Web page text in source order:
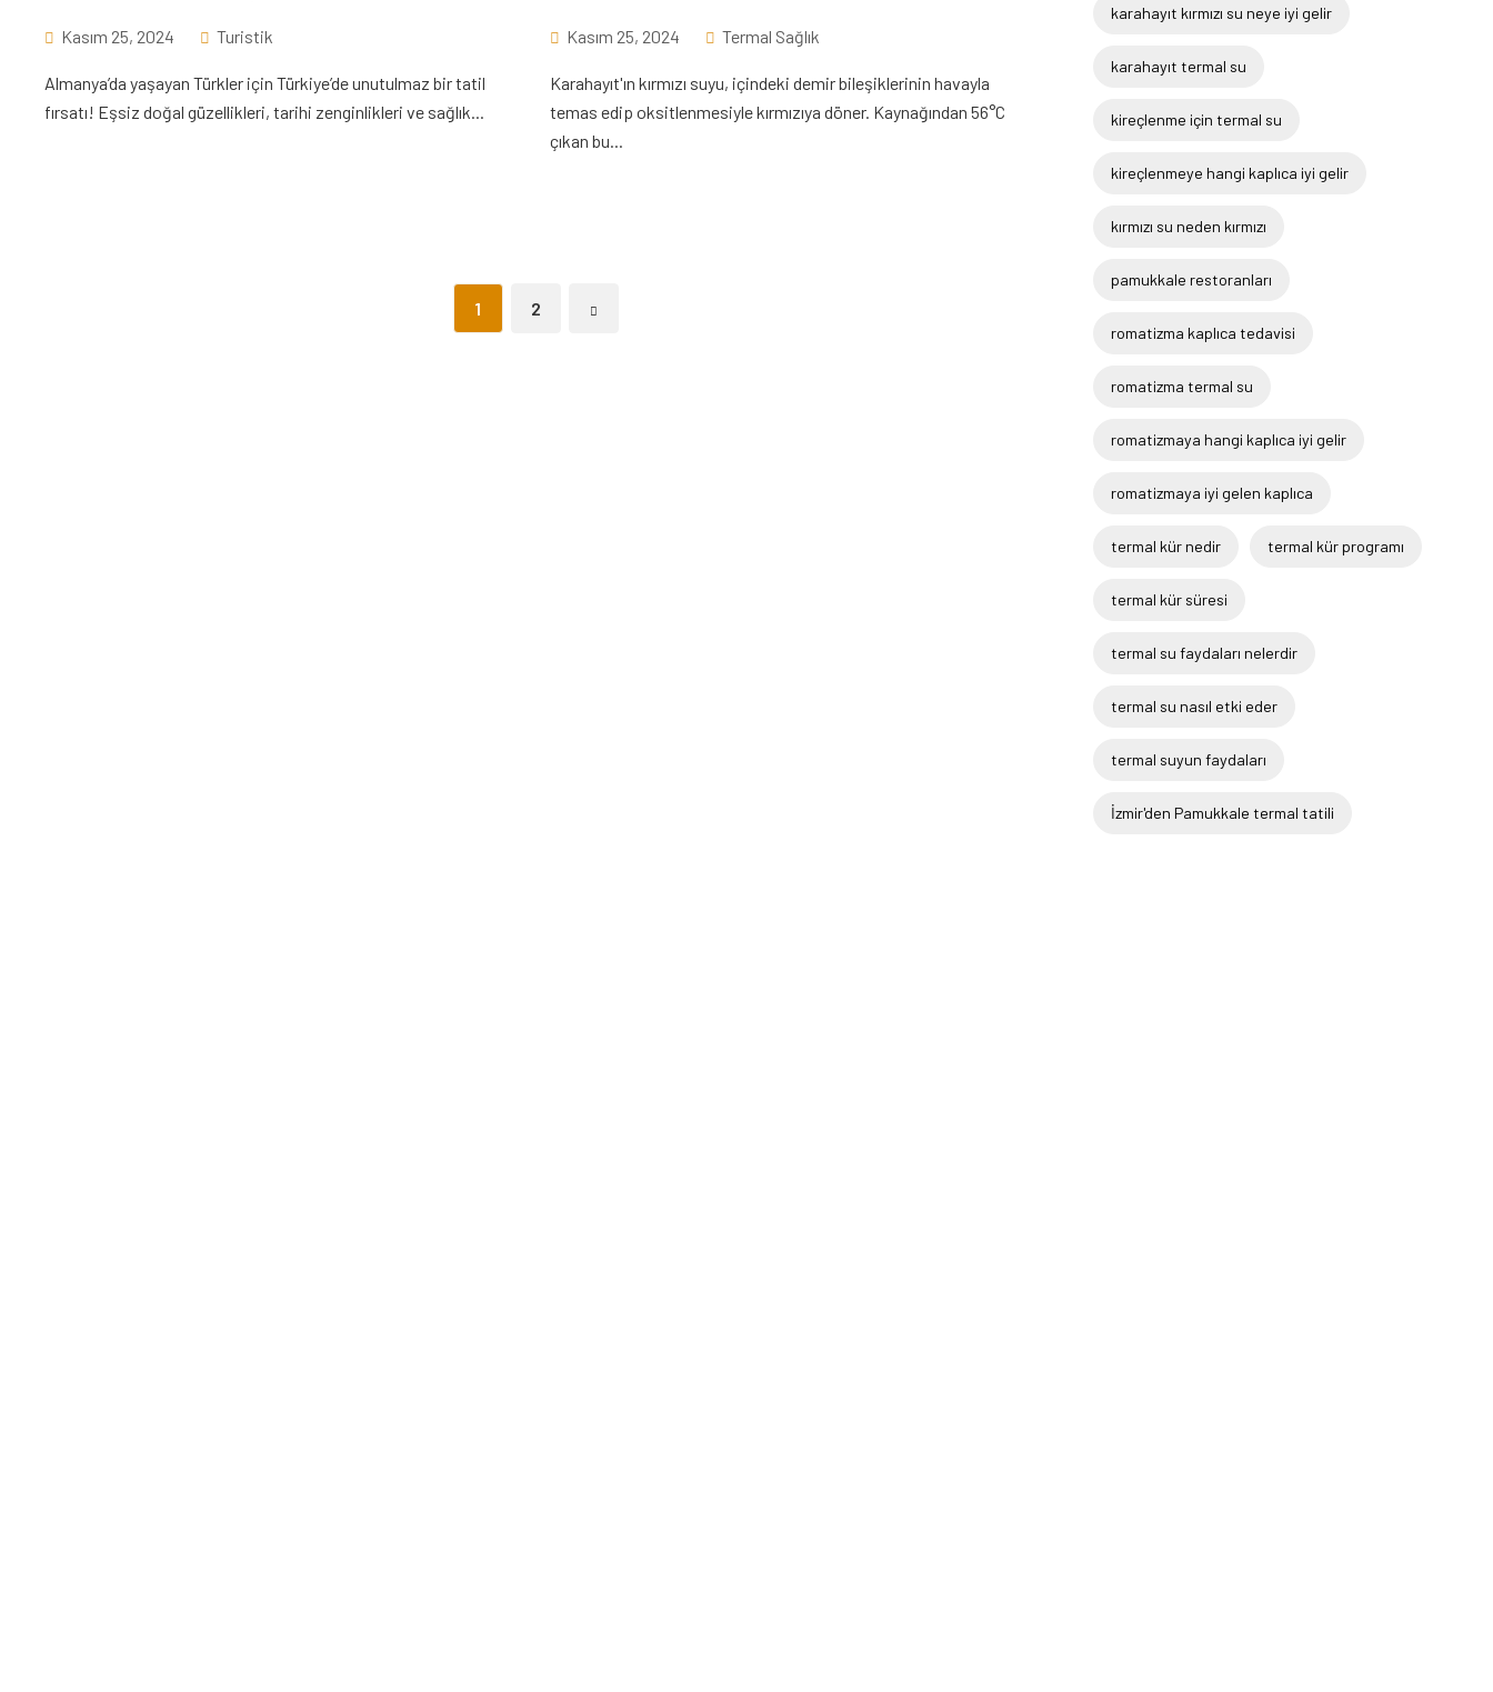
Kasım 25, 2024 Turistik
Almanya’da yaşayan Türkler için Türkiye’de unutulmaz bir tatil
fırsatı! Eşsiz doğal güzellikleri, tarihi zenginlikleri ve sağlık...
Kasım 25, 2024 Termal Sağlık
Karahayıt'ın kırmızı suyu, içindeki demir bileşiklerinin havayla
temas edip oksitlenmesiyle kırmızıya döner. Kaynağından 56°C
çıkan bu...
1 2
karahayıt kırmızı su neye iyi gelir
karahayıt termal su
kireçlenme için termal su
kireçlenmeye hangi kaplıca iyi gelir
kırmızı su neden kırmızı
pamukkale restoranları
romatizma kaplıca tedavisi
romatizma termal su
romatizmaya hangi kaplıca iyi gelir
romatizmaya iyi gelen kaplıca
termal kür nedir termal kür programı
termal kür süresi
termal su faydaları nelerdir
termal su nasıl etki eder
termal suyun faydaları
İzmir'den Pamukkale termal tatili